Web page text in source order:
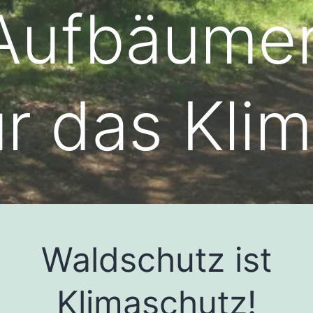
das
Waldschutz ist
Klimaschutz!